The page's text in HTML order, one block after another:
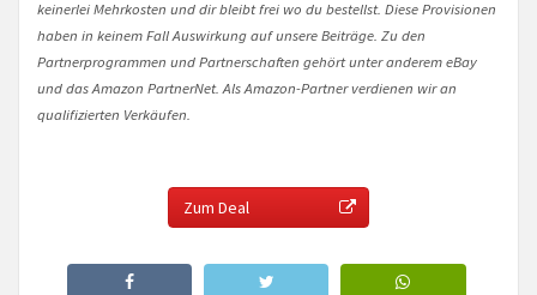
keinerlei Mehrkosten und dir bleibt frei wo du bestellst. Diese Provisionen
haben in keinem Fall Auswirkung auf unsere Beiträge. Zu den
Partnerprogrammen und Partnerschaften gehört unter anderem eBay
und das Amazon PartnerNet. Als Amazon-Partner verdienen wir an
qualifizierten Verkäufen.
Zum Deal